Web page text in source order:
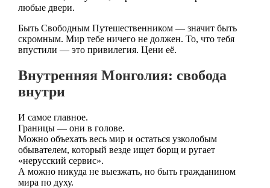
любые двери.
Быть Свободным Путешественником — значит быть
скромным. Мир тебе ничего не должен. То, что тебя
впустили — это привилегия. Цени её.
Внутренняя Монголия: свобода
внутри
И самое главное.
Границы — они в голове.
Можно объехать весь мир и остаться узколобым
обывателем, который везде ищет борщ и ругает
«нерусский сервис».
А можно никуда не выезжать, но быть гражданином
мира по духу.